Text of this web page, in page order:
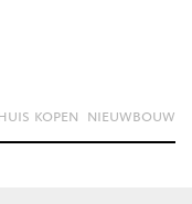
kopen nieuwbouw